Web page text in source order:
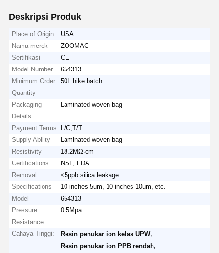
Deskripsi Produk
Place of Origin
USA
Nama merek
ZOOMAC
Sertifikasi
CE
Model Number
654313
Minimum Order
Quantity
50L hike batch
Packaging
Details
Laminated woven bag
Payment Terms
L/C,T/T
Supply Ability
Laminated woven bag
Resistivity
18.2MΩ·cm
Certifications
NSF, FDA
Removal
<5ppb silica leakage
Specifications
10 inches 5um, 10 inches 10um, etc.
Model
654313
Pressure
Resistance
0.5Mpa
Cahaya Tinggi: Resin penukar ion kelas UPW,
Resin penukar ion PPB rendah